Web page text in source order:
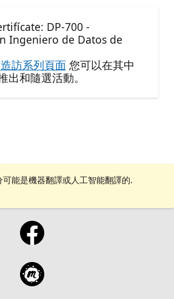
DP-700 -
Ingeniero de Datos de
造訪系列頁面您可以在其中
出和隨選活動。
能是機器翻譯或人工智能翻譯的.